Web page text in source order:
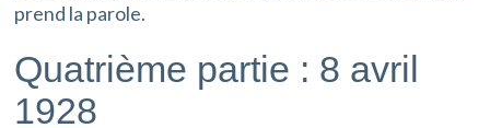
prend la parole.
Quatrième partie : 8 avril
1928